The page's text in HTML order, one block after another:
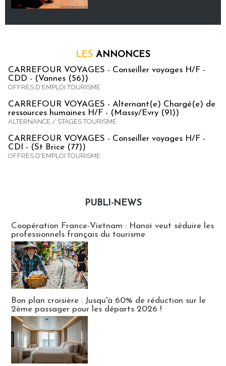
LES ANNONCES
CARREFOUR VOYAGES - Conseiller voyages H/F -
CDD - (Vannes (56))
OFFRES D'EMPLOI TOURISME
CARREFOUR VOYAGES - Alternant(e) Chargé(e) de
ressources humaines H/F - (Massy/Evry (91))
ALTERNANCE / STAGES TOURISME
CARREFOUR VOYAGES - Conseiller voyages H/F -
CDI - (St Brice (77))
OFFRES D'EMPLOI TOURISME
PUBLI-NEWS
Coopération France-Vietnam : Hanoï veut séduire les
professionnels français du tourisme
Bon plan croisière : Jusqu'à 60% de réduction sur le
2ème passager pour les départs 2026 !